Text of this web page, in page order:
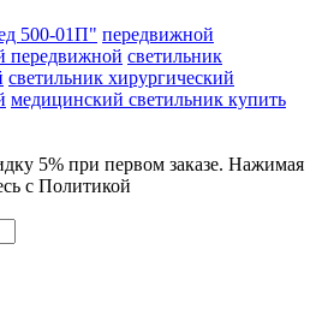
500-01П" передвижной
передвижной светильник
светильник хирургический
медицинский светильник купить
5% при первом заказе. Нажимая
с Политикой